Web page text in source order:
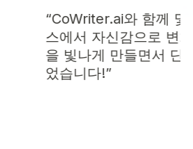
“CoWriter.ai와 함께 몇 주
스에서 자신감으로 변화
을 빛나게 만들면서 단계
었습니다!”